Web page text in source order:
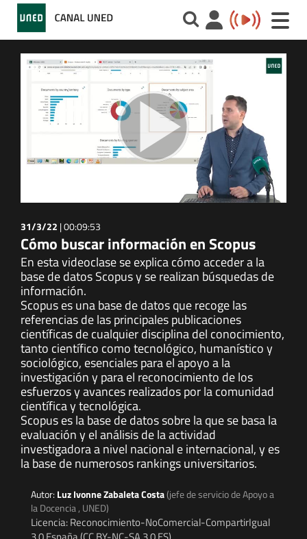
Toggle
31/3/22 |00:09:53
Cómo buscar información en Scopus
En esta videoclase se explica cómo acceder a la
base de datos Scopus y se realizan búsquedas de
información.
Scopus es una base de datos que recoge las
referencias de las principales publicaciones
científicas de cualquier disciplina del conocimiento,
tanto científico como tecnológico, humanístico y
sociológico, esenciales para el apoyo a la
investigación y para el reconocimiento de los
esfuerzos y avances realizados por la comunidad
científica y tecnológica.
Scopus es la base de datos sobre la que se basa la
evaluación y el análisis de la actividad
investigadora a nivel nacional e internacional, y es
la base de numerosos rankings universitarios.
Autor: Luz Ivonne Zabaleta Costa(jefe de servicio de Apoyo a
la Docencia , UNED)
Licencia: Reconocimiento-NoComercial-CompartirIgual